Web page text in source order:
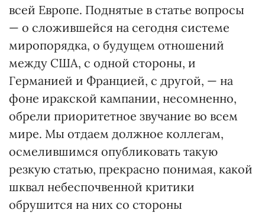
всей Европе. Поднятые в статье вопросы
— о сложившейся на сегодня системе
миропорядка, о будущем отношений
между США, с одной стороны, и
Германией и Францией, с другой, — на
фоне иракской кампании, несомненно,
обрели приоритетное звучание во всем
мире. Мы отдаем должное коллегам,
осмелившимся опубликовать такую
резкую статью, прекрасно понимая, какой
шквал небеспочвенной критики
обрушится на них со стороны